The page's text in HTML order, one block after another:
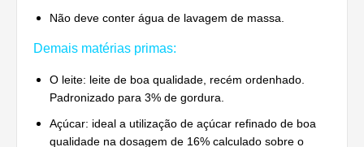
Não deve conter água de lavagem de massa.
Demais matérias primas:
O leite: leite de boa qualidade, recém ordenhado.
Padronizado para 3% de gordura.
Açúcar: ideal a utilização de açúcar refinado de boa
qualidade na dosagem de 16% calculado sobre o